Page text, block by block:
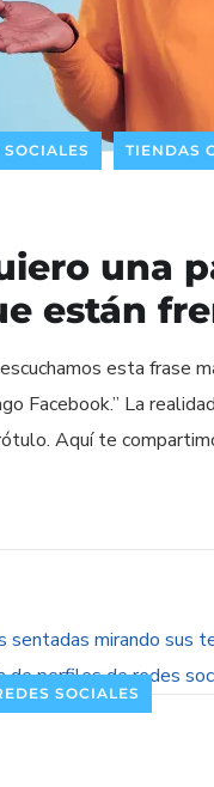
SOCIALES TIENDAS
una
están
esta frase
Facebook.” La
Aquí te
SOCIALES